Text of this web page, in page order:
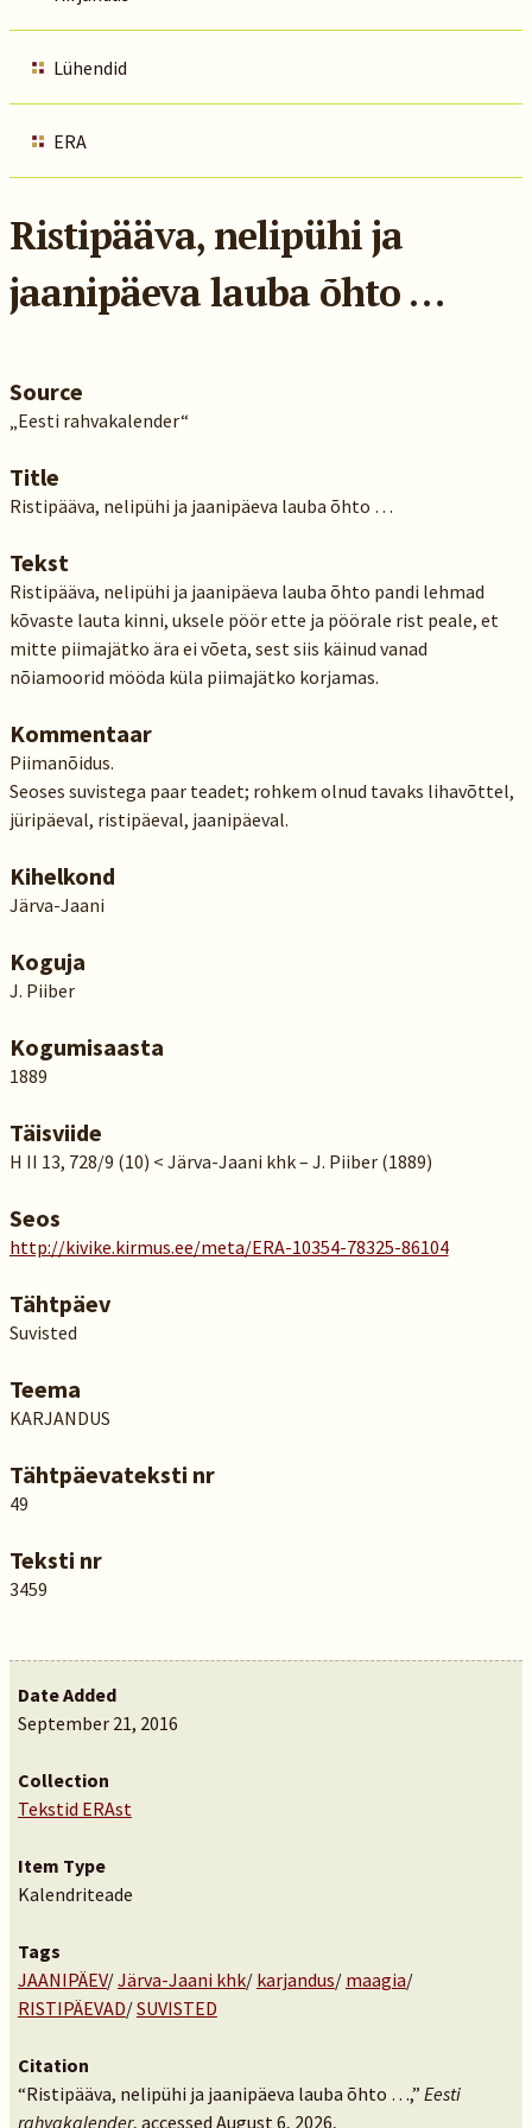
Lühendid
ERA
Ristipääva, nelipühi ja
jaanipäeva lauba õhto …
Source
„Eesti rahvakalender“
Title
Ristipääva, nelipühi ja jaanipäeva lauba õhto …
Tekst
Ristipääva, nelipühi ja jaanipäeva lauba õhto pandi lehmad
kõvaste lauta kinni, uksele pöör ette ja pöörale rist peale, et
mitte piimajätko ära ei võeta, sest siis käinud vanad
nõiamoorid mööda küla piimajätko korjamas.
Kommentaar
Piimanõidus.
Seoses suvistega paar teadet; rohkem olnud tavaks lihavõttel,
jüripäeval, ristipäeval, jaanipäeval.
Kihelkond
Järva-Jaani
Koguja
J. Piiber
Kogumisaasta
1889
Täisviide
H II 13, 728/9 (10) < Järva-Jaani khk – J. Piiber (1889)
Seos
http://kivike.kirmus.ee/meta/ERA-10354-78325-86104
Tähtpäev
Suvisted
Teema
KARJANDUS
Tähtpäevateksti nr
49
Teksti nr
3459
Date Added
September 21, 2016
Collection
Tekstid ERAst
Item Type
Kalendriteade
Tags
JAANIPÄEV/Järva-Jaani khk/ karjandus/ maagia/
RISTIPÄEVAD/SUVISTED
Citation
“Ristipääva, nelipühi ja jaanipäeva lauba õhto …,” Eesti
rahvakalender, accessed August 6, 2026,